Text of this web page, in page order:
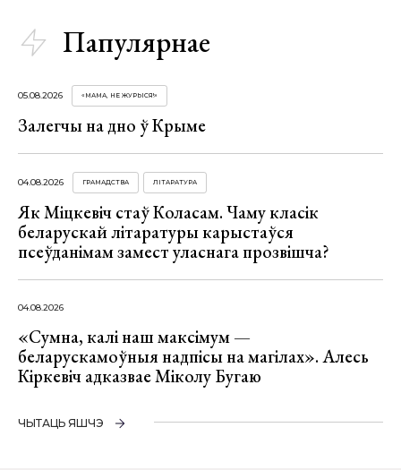
Папулярнае
05.08.2026 «МАМА, НЕ ЖУРЫСЯ!»
Залегчы на дно ў Крыме
04.08.2026 ГРАМАДСТВА ЛІТАРАТУРА
Як Міцкевіч стаў Коласам. Чаму класік
беларускай літаратуры карыстаўся
псеўданімам замест уласнага прозвішча?
04.08.2026
«Сумна, калі наш максімум —
беларускамоўныя надпісы на магілах». Алесь
Кіркевіч адказвае Міколу Бугаю
ЧЫТАЦЬ ЯШЧЭ